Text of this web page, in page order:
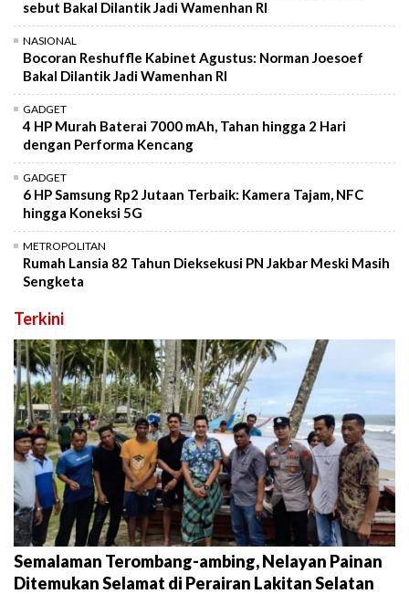
sebut Bakal Dilantik Jadi Wamenhan RI
NASIONAL
Bocoran Reshuffle Kabinet Agustus: Norman Joesoef
Bakal Dilantik Jadi Wamenhan RI
GADGET
4 HP Murah Baterai 7000 mAh, Tahan hingga 2 Hari
dengan Performa Kencang
GADGET
6 HP Samsung Rp2 Jutaan Terbaik: Kamera Tajam, NFC
hingga Koneksi 5G
METROPOLITAN
Rumah Lansia 82 Tahun Dieksekusi PN Jakbar Meski Masih
Sengketa
Terkini
Semalaman Terombang-ambing, Nelayan Painan
Ditemukan Selamat di Perairan Lakitan Selatan